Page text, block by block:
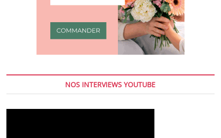
NOS INTERVIEWS YOUTUBE